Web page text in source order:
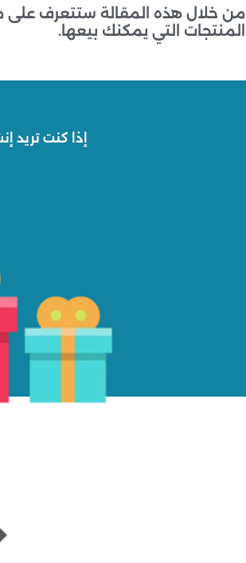
من خلال هذه المقالة ستتعرف على
المنتجات التي يمكنك بيعها.
إذا كنت تريد